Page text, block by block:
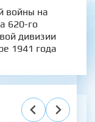
войны на
620-го
дивизии
1941 года